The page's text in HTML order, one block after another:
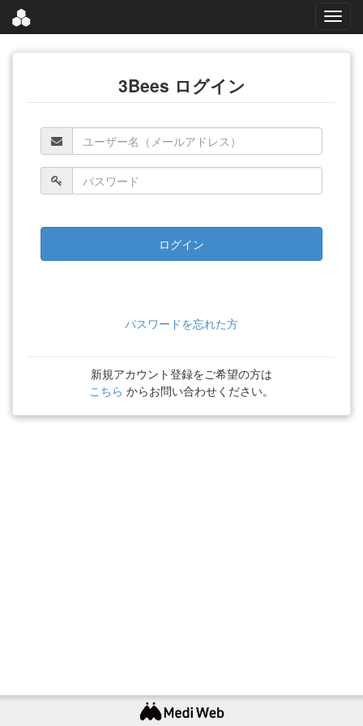
3Bees ログイン
パスワードを忘れた方
新規アカウント登録をご希望の方は
こちら からお問い合わせください。